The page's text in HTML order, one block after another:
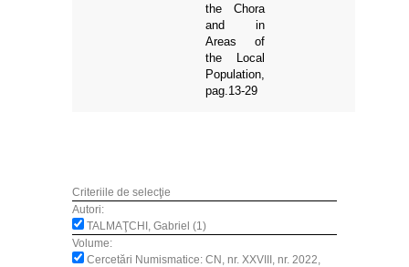
the Chora
and in
Areas of
the Local
Population,
pag.13-29
Criteriile de selecţie
Autori:
TALMAŢCHI, Gabriel (1)
Volume:
Cercetări Numismatice: CN, nr. XXVIII, nr. 2022,